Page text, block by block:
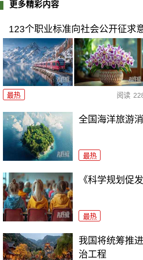
更多精彩内容
123个职业标准向社会公开征求
最热 阅读
全国海洋旅游
最热
《科学规划促
最热
我国将统筹推
治工程